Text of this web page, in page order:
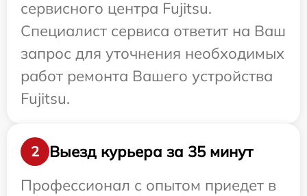
сервисного центра Fujitsu.
Специалист сервиса ответит на Ваш
запрос для уточнения необходимых
работ ремонта Вашего устройства
Fujitsu.
2
Выезд курьера за 35 минут
Профессионал с опытом приедет в